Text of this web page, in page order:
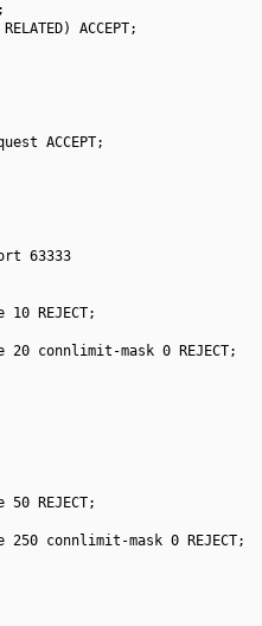
ACCEPT;
ACCEPT;
63333
REJECT;
connlimit-mask 0 REJECT;
REJECT;
connlimit-mask 0 REJECT;